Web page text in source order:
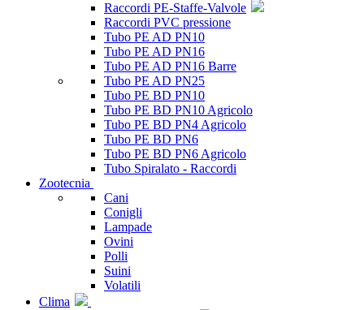
Raccordi PE-Staffe-Valvole
Raccordi PVC pressione
Tubo PE AD PN10
Tubo PE AD PN16
Tubo PE AD PN16 Barre
Tubo PE AD PN25
Tubo PE BD PN10
Tubo PE BD PN10 Agricolo
Tubo PE BD PN4 Agricolo
Tubo PE BD PN6
Tubo PE BD PN6 Agricolo
Tubo Spiralato - Raccordi
Zootecnia
Cani
Conigli
Lampade
Ovini
Polli
Suini
Volatili
Clima